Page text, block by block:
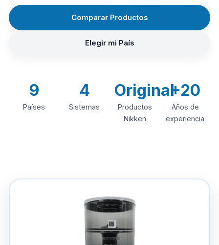
Comparar Productos
Elegir mi País
9
Países
4
Sistemas
Original
Productos
Nikken
+20
Años de
experiencia